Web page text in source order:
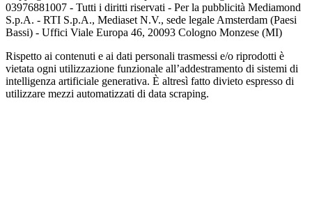
03976881007 - Tutti i diritti riservati - Per la pubblicità Mediamond
S.p.A. - RTI S.p.A., Mediaset N.V., sede legale Amsterdam (Paesi
Bassi) - Uffici Viale Europa 46, 20093 Cologno Monzese (MI)
Rispetto ai contenuti e ai dati personali trasmessi e/o riprodotti è
vietata ogni utilizzazione funzionale all’addestramento di sistemi di
intelligenza artificiale generativa. È altresì fatto divieto espresso di
utilizzare mezzi automatizzati di data scraping.